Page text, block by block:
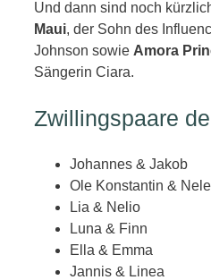
Und dann sind noch
Maui, der Sohn des
Johnson sowie Amora
Sängerin Ciara.
Zwillingspaare
Johannes & Jakob
Ole Konstantin &
Lia & Nelio
Luna & Finn
Ella & Emma
Jannis & Linea